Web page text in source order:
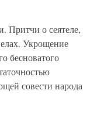
Притчи о сеятеле,
Укрощение
бесноватого
совести народа